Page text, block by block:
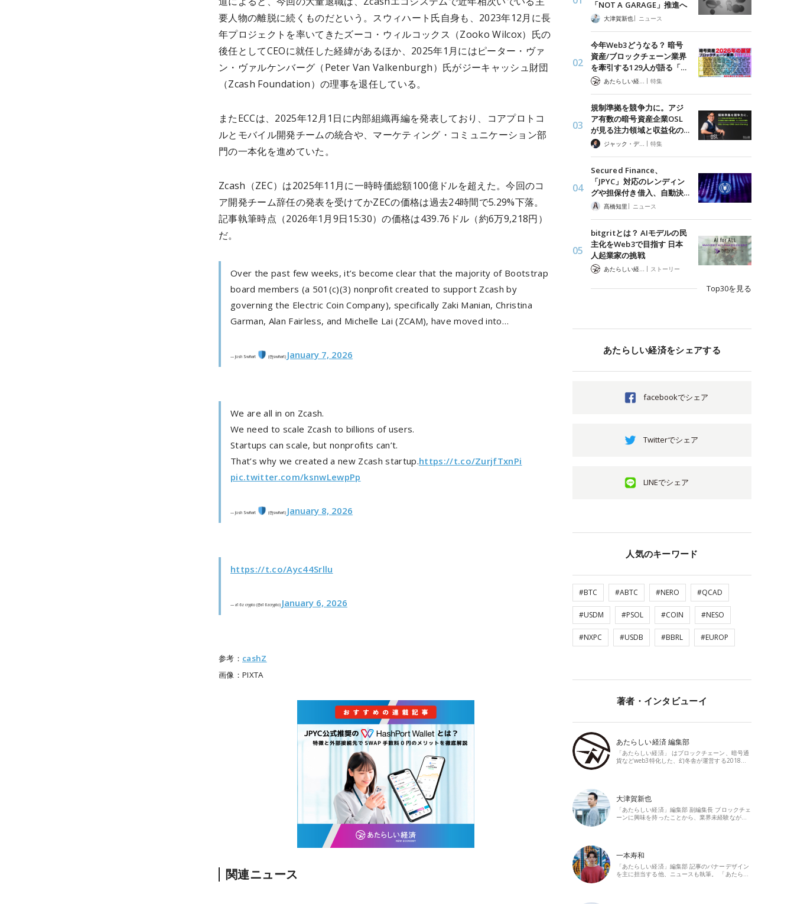
要人物の離脱に続くものだという。スウィハート氏自身も、2023年12月に長
年プロジェクトを率いてきたズーコ・ウィルコックス（Zooko Wilcox）氏の
後任としてCEOに就任した経緯があるほか、2025年1月にはピーター・ヴァ
ン・ヴァルケンバーグ（Peter Van Valkenburgh）氏がジーキャッシュ財団
（Zcash Foundation）の理事を退任している。
またECCは、2025年12月1日に内部組織再編を発表しており、コアプロトコ
ルとモバイル開発チームの統合や、マーケティング・コミュニケーション部
門の一本化を進めていた。
Zcash（ZEC）は2025年11月に一時時価総額100億ドルを超えた。今回のコ
ア開発チーム辞任の発表を受けてかZECの価格は過去24時間で5.29%下落。
記事執筆時点（2026年1月9日15:30）の価格は439.76ドル（約6万9,218円）
だ。
Over the past few weeks, it’s become clear that the majority of Bootstrap
board members (a 501(c)(3) nonprofit created to support Zcash by
governing the Electric Coin Company), specifically Zaki Manian, Christina
Garman, Alan Fairless, and Michelle Lai (ZCAM), have moved into…
— Josh Swihart (@jswihart) January 7, 2026
We are all in on Zcash.
We need to scale Zcash to billions of users.
Startups can scale, but nonprofits can’t.
That’s why we created a new Zcash startup.https://t.co/ZurjfTxnPi
pic.twitter.com/ksnwLewpPp
— Josh Swihart (@jswihart) January 8, 2026
https://t.co/Ayc44Srllu
— a16z crypto (@a16zcrypto) January 6, 2026
参考： cashZ
画像： PIXTA
関連ニュース
「NOT A GARAGE」推進へ
大津賀新也| ニュース
今年Web3どうなる？ 暗号
資産/ブロックチェーン業界
を牽引する129人が語る「…
| 特集
規制準拠を競争力に。アジ
ア有数の暗号資産企業OSL
が見る注力領域と収益化の…
ジャック・デロン（Jack Derong） | 特集
Secured Finance、
「JPYC」対応のレンディン
グや担保付き借入、自動決…
髙橋知里 | ニュース
bitgritとは？ AIモデルの民
主化をWeb3で目指す 日本
人起業家の挑戦
| ストーリー
Top30を見る
あたらしい経済をシェアする
facebookでシェア
Twitterでシェア
LINEでシェア
人気のキーワード
#BTC #ABTC #NERO #QCAD
#USDM #PSOL #COIN #NESO
#NXPC #USDB #BBRL #EUROP
著者・インタビューイ
あたらしい経済 編集部
「あたらしい経済」 はブロックチェーン、暗号通
貨などweb3特化した、幻冬舎が運営する2018…
大津賀新也
「あたらしい経済」編集部 副編集長 ブロックチェ
ーンに興味を持ったことから、業界未経験なが…
一本寿和
「あたらしい経済」編集部 記事のバナーデザイン
を主に担当する他、ニュースも執筆。 「あたら…